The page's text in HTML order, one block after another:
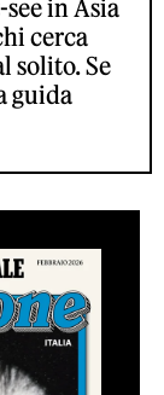
in Asia
cerca
solito. Se
guida